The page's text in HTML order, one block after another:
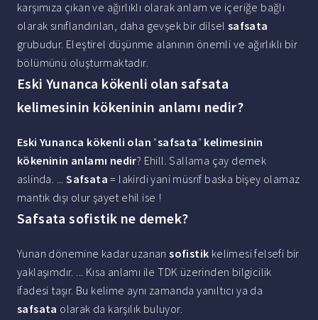
karşımıza çıkan ve ağırlıklı olarak anlam ve içeriğe bağlı
olarak sınıflandırılan, daha gevşek bir dilsel safsata
grubudur. Eleştirel düşünme alanının önemli ve ağırlıklı bir
bölümünü oluşturmaktadır.
Eski Yunanca kökenli olan safsata
kelimesinin kökeninin anlamı nedir?
Eski Yunanca kökenli olan "safsata" kelimesinin
kökeninin anlamı nedir? Ehill. Sallama çay demek
aslinda. ...Safsata = lakirdi yani müsrif baska bişey olamaz
mantık dışı olur şayet ehil ise !
Safsata sofistik ne demek?
Yunan dönemine kadar uzanansofistik kelimesi felsefi bir
yaklaşımdır. ... Kısa anlamı ile TDK üzerinden bilgicilik
ifadesi taşır. Bu kelime aynı zamanda yanıltıcı ya da
safsata olarak da karşılık buluyor.